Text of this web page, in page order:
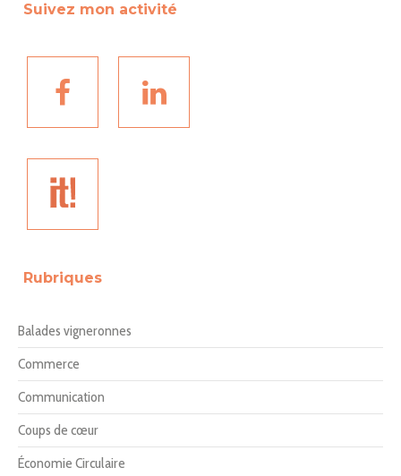
Suivez mon activité
Rubriques
Balades vigneronnes
Commerce
Communication
Coups de cœur
Économie Circulaire